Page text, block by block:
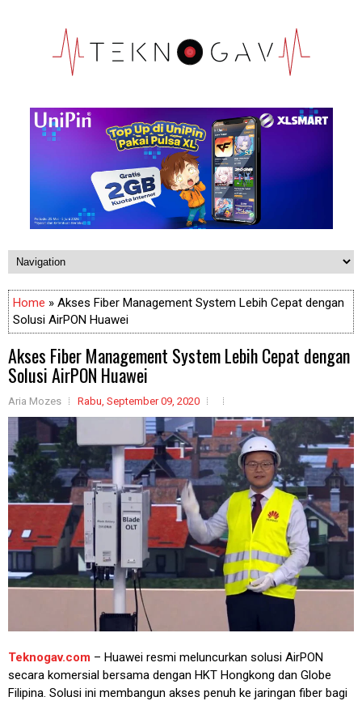
Home » Akses Fiber Management System Lebih Cepat dengan
Solusi AirPON Huawei
Akses Fiber Management System Lebih Cepat dengan
Solusi AirPON Huawei
Aria Mozes Rabu, September 09, 2020
Teknogav.com – Huawei resmi meluncurkan solusi AirPON
secara komersial bersama dengan HKT Hongkong dan Globe
Filipina. Solusi ini membangun akses penuh ke jaringan fiber bagi